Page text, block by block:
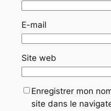
E-mail
Site web
Enregistrer mon
site dans le